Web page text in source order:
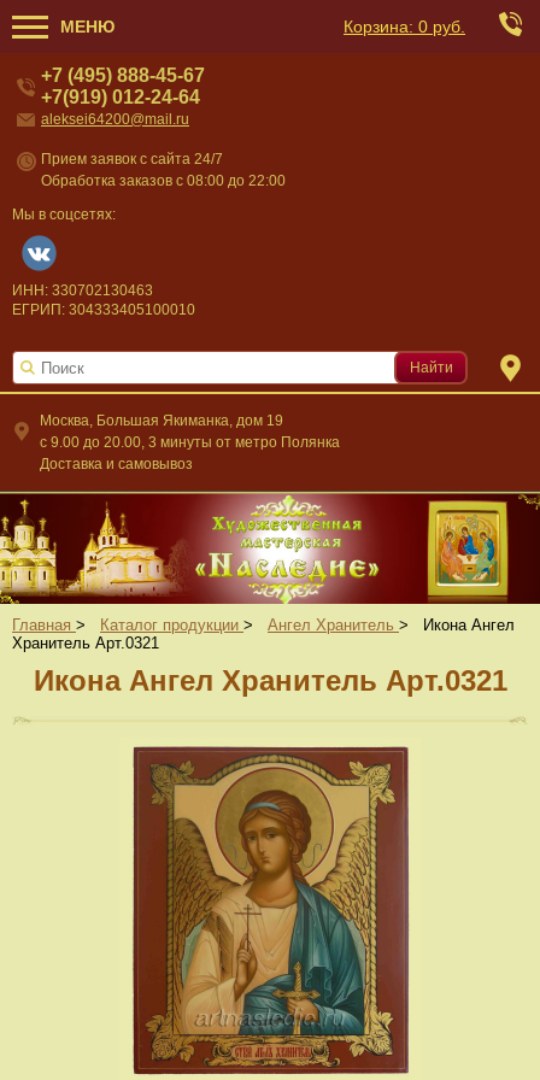
МЕНЮ Корзина: 0 руб.
Москва, Большая Якиманка, дом 19
c 9.00 до 20.00, 3 минуты от метро Полянка
Доставка и самовывоз
+7 (495) 888-45-67
+7(919) 012-24-64
aleksei64200@mail.ru
Прием заявок с сайта 24/7
Обработка заказов с 08:00 до 22:00
Мы в соцсетях:
ИНН: 330702130463
ЕГРИП: 304333405100010
Найти
Главная > Каталог продукции > Ангел Хранитель >
Икона Ангел
Хранитель Арт.0321
Икона Ангел Хранитель Арт.0321